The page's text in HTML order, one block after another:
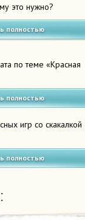
это нужно?
полностью
по теме «Красная
полностью
игр со скакалкой
полностью